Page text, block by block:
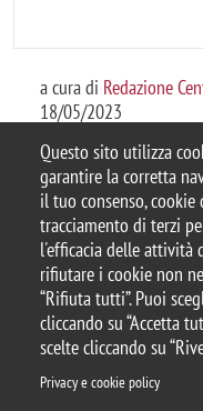
Questo sito utilizza
garantire la corretta
il tuo consenso,
tracciamento di terzi
l'efficacia delle attività
rifiutare i cookie non
“Rifiuta tutti”. Puoi
cliccando su “Accetta
scelte cliccando su
Privacy e cookie policy
a cura di Redazione
18/05/2023
© 2025
Piazza
Casella
P.I.